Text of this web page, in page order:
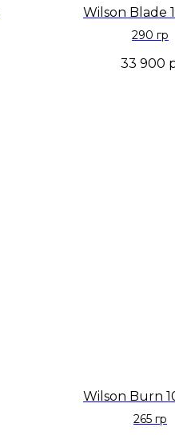
Wilson Blade
290 гр
33 900
Wilson Burn
265 гр